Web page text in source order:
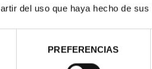
del uso que haya hecho de
PREFERENCIAS